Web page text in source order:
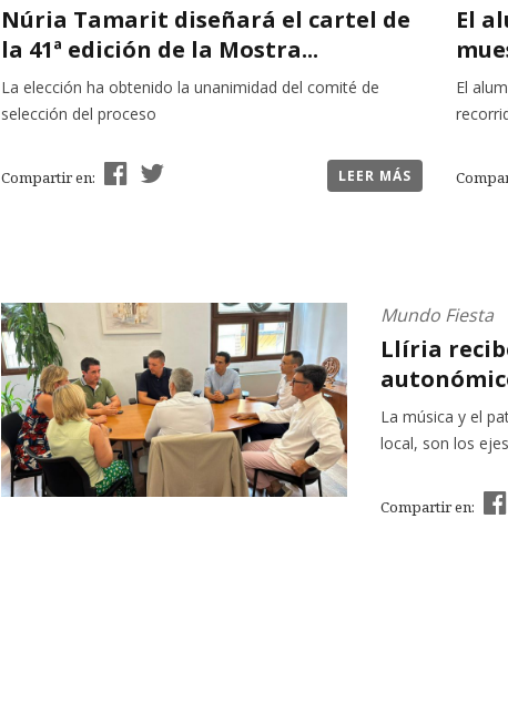
Núria Tamarit diseñará el cartel de
la 41ª edición de la Mostra...
La elección ha obtenido la unanimidad del comité de
selección del proceso
Compartir en: LEER MÁS
El
El
Mundo Fiesta
Llíria
La música y el
local, son los
Compartir en: